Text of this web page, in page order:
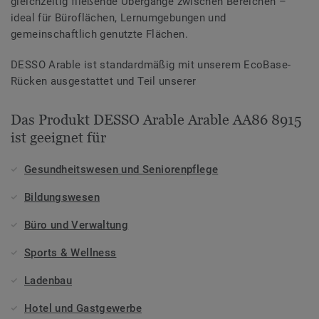
ideal für Büroflächen, Lernumgebungen und
gemeinschaftlich genutzte Flächen.
DESSO Arable ist standardmäßig mit unserem EcoBase-
Rücken ausgestattet und Teil unserer
Das Produkt DESSO Arable Arable AA86 8915
ist geeignet für
Gesundheitswesen und Seniorenpflege
Bildungswesen
Büro und Verwaltung
Sports & Wellness
Ladenbau
Hotel und Gastgewerbe